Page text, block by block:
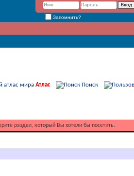
Запомнить?
Атлас Поиск
раздел, который Вы хотели бы посетить.